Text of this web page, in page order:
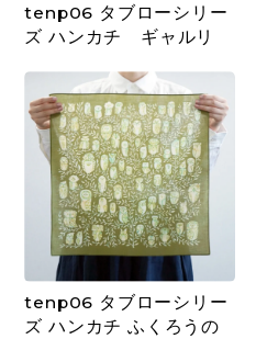
tenp06 タブローシリー
ズ ハンカチ ギャルリ
tenp06 タブローシリー
ズ ハンカチ ふくろうの